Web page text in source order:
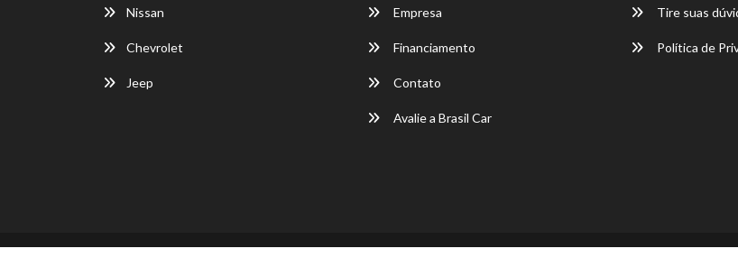
Nissan
Chevrolet
Jeep
Empresa
Financiamento
Contato
Avalie a Brasil Car
Tire suas
Política de